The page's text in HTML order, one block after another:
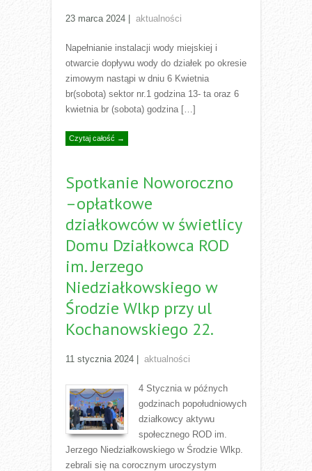
23 marca 2024 aktualności
Napełnianie instalacji wody miejskiej i
otwarcie dopływu wody do działek po okresie
zimowym nastąpi w dniu 6 Kwietnia
br(sobota) sektor nr.1 godzina 13- ta oraz 6
kwietnia br (sobota) godzina […]
Czytaj całość →
Spotkanie Noworoczno
–opłatkowe
działkowców w świetlicy
Domu Działkowca ROD
im. Jerzego
Niedziałkowskiego w
Środzie Wlkp przy ul
Kochanowskiego 22.
11 stycznia 2024 aktualności
4 Stycznia w późnych
godzinach popołudniowych
działkowcy aktywu
społecznego ROD im.
Jerzego Niedziałkowskiego w Środzie Wlkp.
zebrali się na corocznym uroczystym